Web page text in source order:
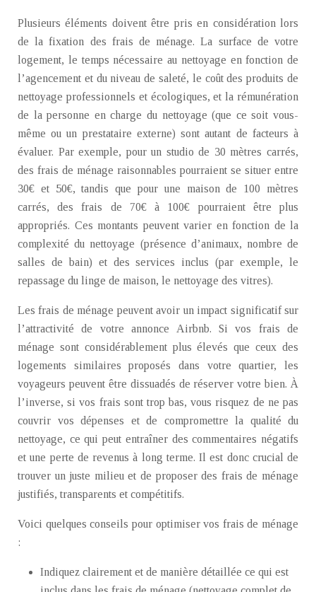
Plusieurs éléments doivent être pris en considération lors
de la fixation des frais de ménage. La surface de votre
logement, le temps nécessaire au nettoyage en fonction de
l’agencement et du niveau de saleté, le coût des produits de
nettoyage professionnels et écologiques, et la rémunération
de la personne en charge du nettoyage (que ce soit vous-
même ou un prestataire externe) sont autant de facteurs à
évaluer. Par exemple, pour un studio de 30 mètres carrés,
des frais de ménage raisonnables pourraient se situer entre
30€ et 50€, tandis que pour une maison de 100 mètres
carrés, des frais de 70€ à 100€ pourraient être plus
appropriés. Ces montants peuvent varier en fonction de la
complexité du nettoyage (présence d’animaux, nombre de
salles de bain) et des services inclus (par exemple, le
repassage du linge de maison, le nettoyage des vitres).
Les frais de ménage peuvent avoir un impact significatif sur
l’attractivité de votre annonce Airbnb. Si vos frais de
ménage sont considérablement plus élevés que ceux des
logements similaires proposés dans votre quartier, les
voyageurs peuvent être dissuadés de réserver votre bien. À
l’inverse, si vos frais sont trop bas, vous risquez de ne pas
couvrir vos dépenses et de compromettre la qualité du
nettoyage, ce qui peut entraîner des commentaires négatifs
et une perte de revenus à long terme. Il est donc crucial de
trouver un juste milieu et de proposer des frais de ménage
justifiés, transparents et compétitifs.
Voici quelques conseils pour optimiser vos frais de ménage
:
Indiquez clairement et de manière détaillée ce qui est